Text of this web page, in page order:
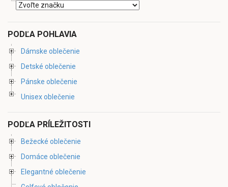
PODĽA POHLAVIA
Dámske oblečenie
Detské oblečenie
Pánske oblečenie
Unisex oblečenie
PODĽA PRÍLEŽITOSTI
Bežecké oblečenie
Domáce oblečenie
Elegantné oblečenie